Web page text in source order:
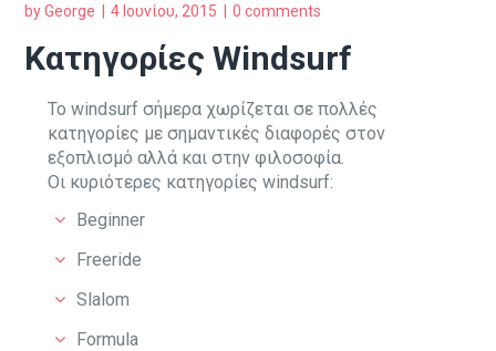
byGeorge 4 Ιουνίου, 2015 0 comments
Κατηγορίες Windsurf
Το windsurfσήμερα χωρίζεται σε πολλές
κατηγορίες με σημαντικές διαφορές στον
εξοπλισμό αλλά και στην φιλοσοφία.
Οι κυριότερες κατηγορίες windsurf:
Beginner
Freeride
Slalom
Formula